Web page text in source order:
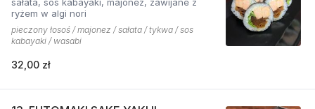
ryżem w algi nori
pieczony łosoś / majonez / sałata / tykwa / sos
kabayaki / wasabi
32,00 zł